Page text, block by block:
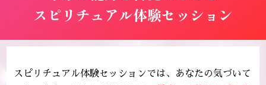
スピリチュアル体験セッション
スピリチュアル体験セッションでは、あなたの気づいて